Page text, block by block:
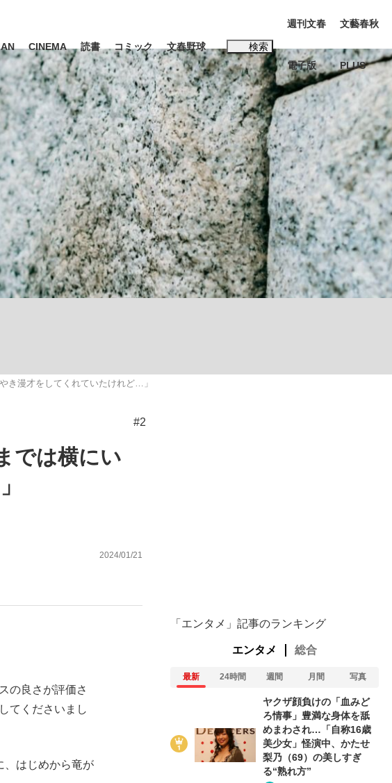
ネス インタビュー 読書
空気のまま解散」WBC日本代表“敗戦”の真実 選手が明かす...
観る将棋、読む将棋
CINEMA 読書 コミック 文春野球 検索
二 #内田有紀
#松田聖子
週刊文春
電子版
文藝春秋
PLUS
き漫才をしてくれていたけれど…」
#2
では横にい
2024/01/21
の良さが評価さ
てくださいまし
はじめから竜が
「エンタメ」記事のランキング
エンタメ 総合
最新 24時間 週間 月間 写真
ヤクザ顔負けの「血みど
ろ情事」豊満な身体を舐
めまわされ…「自称16歳
美少女」怪演中、かたせ
梨乃（69）の美しすぎ
る“熟れ方”